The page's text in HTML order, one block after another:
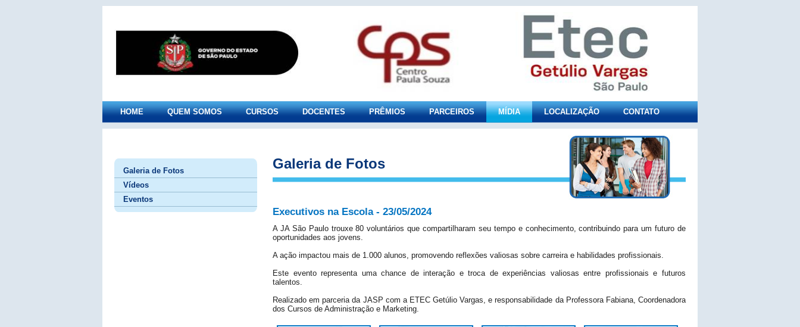
HOME QUEM SOMOS CURSOS DOCENTES PRÊMIOS PARCEIROS MÍDIA LOCALIZAÇÃO CONTATO
Galeria de Fotos
Vídeos
Eventos
Galeria de Fotos
Executivos na Escola - 23/05/2024
A JA São Paulo trouxe 80 voluntários que compartilharam seu tempo e conhecimento, contribuindo para um futuro de
oportunidades aos jovens.
A ação impactou mais de 1.000 alunos, promovendo reflexões valiosas sobre carreira e habilidades profissionais.
Este evento representa uma chance de interação e troca de experiências valiosas entre profissionais e futuros
talentos.
Realizado em parceria da JASP com a ETEC Getúlio Vargas, e responsabilidade da Professora Fabiana, Coordenadora
dos Cursos de Administração e Marketing.